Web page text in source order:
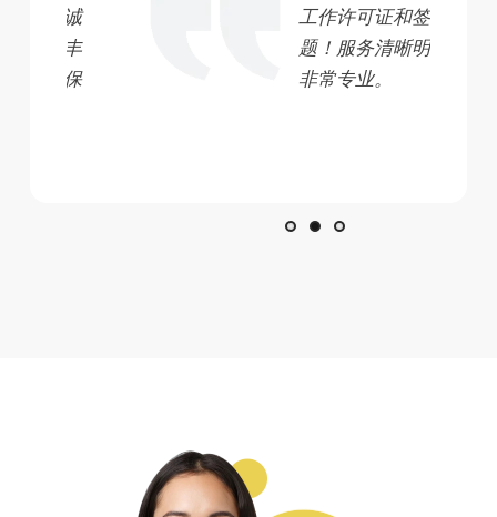
！团队诚
业经验丰
们继续保
工作许可证和签证问
题！服务清晰明了，
非常专业。